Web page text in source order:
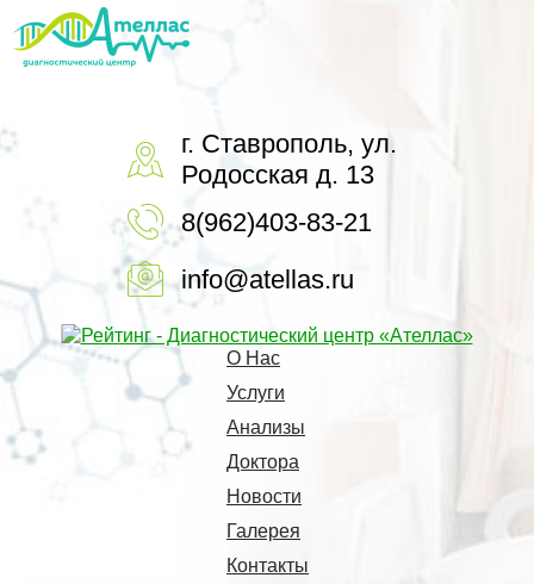
г. Ставрополь, ул.
Родосская д. 13
8(962)403-83-21
info@atellas.ru
О Нас
Услуги
Анализы
Доктора
Новости
Галерея
Контакты